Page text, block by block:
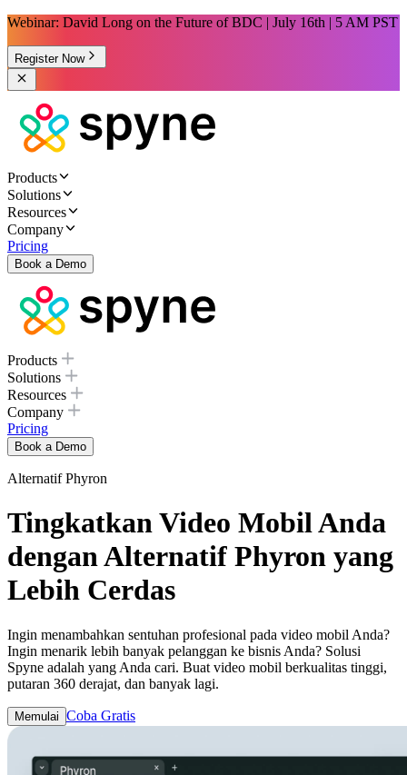
Webinar: David Long on the Future of BDC | July 16th | 5 AM PST
Register Now
Products
Solutions
Resources
Company
Pricing
Book a Demo
Products
Solutions
Resources
Company
Pricing
Book a Demo
Alternatif Phyron
Tingkatkan Video Mobil Anda
dengan Alternatif Phyron yang
Lebih Cerdas
Ingin menambahkan sentuhan profesional pada video mobil Anda?
Ingin menarik lebih banyak pelanggan ke bisnis Anda? Solusi
Spyne adalah yang Anda cari. Buat video mobil berkualitas tinggi,
putaran 360 derajat, dan banyak lagi.
Memulai Coba Gratis